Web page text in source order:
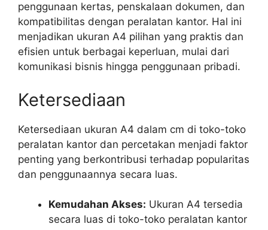
penggunaan kertas, penskalaan dokumen, dan
kompatibilitas dengan peralatan kantor. Hal ini
menjadikan ukuran A4 pilihan yang praktis dan
efisien untuk berbagai keperluan, mulai dari
komunikasi bisnis hingga penggunaan pribadi.
Ketersediaan
Ketersediaan ukuran A4 dalam cm di toko-toko
peralatan kantor dan percetakan menjadi faktor
penting yang berkontribusi terhadap popularitas
dan penggunaannya secara luas.
Kemudahan Akses: Ukuran A4 tersedia
secara luas di toko-toko peralatan kantor